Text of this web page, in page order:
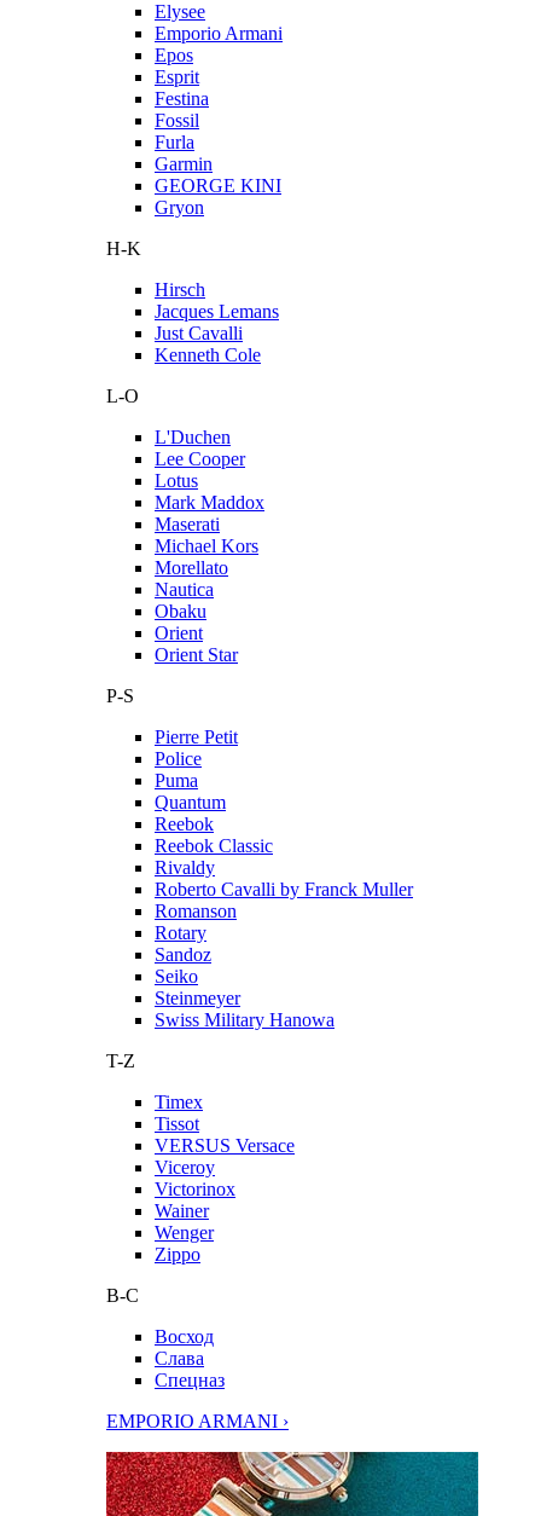
Elysee
Emporio Armani
Epos
Esprit
Festina
Fossil
Furla
Garmin
GEORGE KINI
Gryon
H-K
Hirsch
Jacques Lemans
Just Cavalli
Kenneth Cole
L-O
L'Duchen
Lee Cooper
Lotus
Mark Maddox
Maserati
Michael Kors
Morellato
Nautica
Obaku
Orient
Orient Star
P-S
Pierre Petit
Police
Puma
Quantum
Reebok
Reebok Classic
Rivaldy
Roberto Cavalli by Franck Muller
Romanson
Rotary
Sandoz
Seiko
Steinmeyer
Swiss Military Hanowa
T-Z
Timex
Tissot
VERSUS Versace
Viceroy
Victorinox
Wainer
Wenger
Zippo
В-С
Восход
Слава
Спецназ
EMPORIO ARMANI ›